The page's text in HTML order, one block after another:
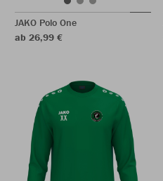
JAKO Polo One
ab 26,99 €